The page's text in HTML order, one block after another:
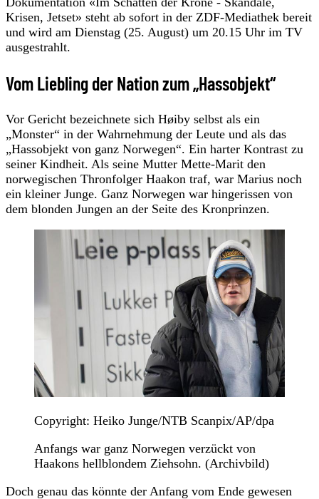
Krisen, Jetset» steht ab sofort in der ZDF-Mediathek bereit
und wird am Dienstag (25. August) um 20.15 Uhr im TV
ausgestrahlt.
Vom Liebling der Nation zum „Hassobjekt“
Vor Gericht bezeichnete sich Høiby selbst als ein
„Monster“ in der Wahrnehmung der Leute und als das
„Hassobjekt von ganz Norwegen“. Ein harter Kontrast zu
seiner Kindheit. Als seine Mutter Mette-Marit den
norwegischen Thronfolger Haakon traf, war Marius noch
ein kleiner Junge. Ganz Norwegen war hingerissen von
dem blonden Jungen an der Seite des Kronprinzen.
Copyright: Heiko Junge/NTB Scanpix/AP/dpa
Anfangs war ganz Norwegen verzückt von
Haakons hellblondem Ziehsohn. (Archivbild)
Doch genau das könnte der Anfang vom Ende gewesen